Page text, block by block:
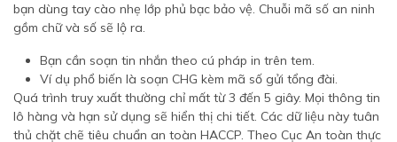
bạn dùng tay cào nhẹ lớp phủ bạc bảo vệ. Chuỗi mã số an ninh
gồm chữ và số sẽ lộ ra.
Bạn cần soạn tin nhắn theo cú pháp in trên tem.
Ví dụ phổ biến là soạn CHG kèm mã số gửi tổng đài.
Quá trình truy xuất thường chỉ mất từ 3 đến 5 giây. Mọi thông tin
lô hàng và hạn sử dụng sẽ hiển thị chi tiết. Các dữ liệu này tuân
thủ chặt chẽ tiêu chuẩn an toàn HACCP. Theo Cục An toàn thực